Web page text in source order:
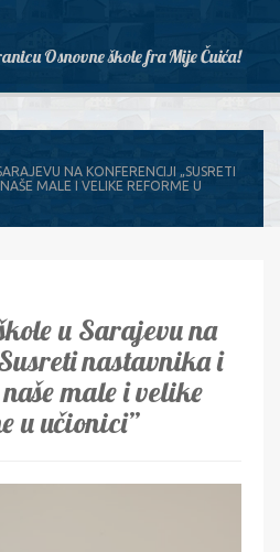
Osnovne škole fra Mije Čuića!
NA KONFERENCIJI „SUSRETI
MALE I VELIKE REFORME U
u Sarajevu na
nastavnika i
male i velike
u učionici”